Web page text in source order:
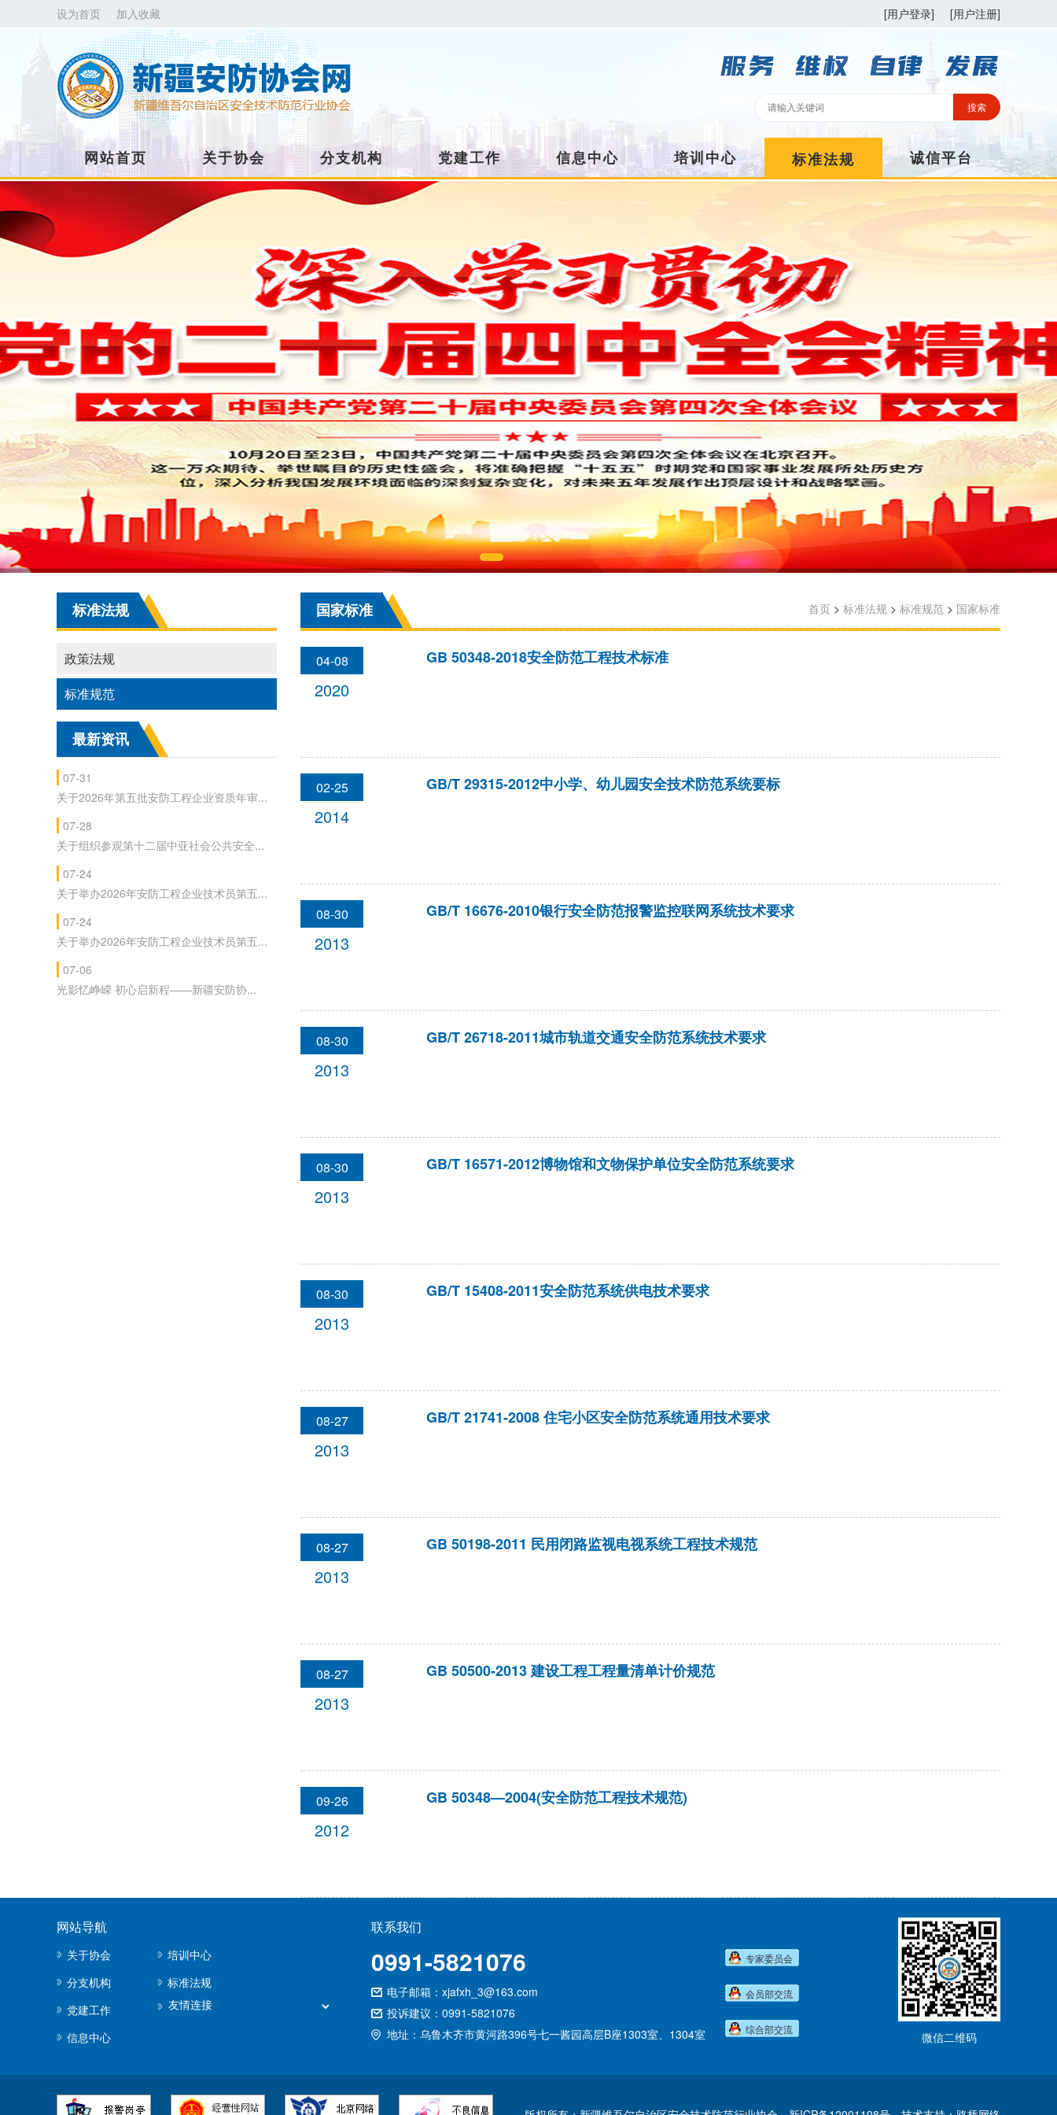
设为首页 加入收藏 [用户注册]
[用户登录]
网站首页 关于协会 分支机构 党建工作 信息中心 培训中心 标准法规 诚信平台
标准法规
政策法规
标准规范
最新资讯
07-31
关于2026年第五批安防工程企业资质年审...
07-28
关于组织参观第十二届中亚社会公共安全...
07-24
关于举办2026年安防工程企业技术员第五...
07-24
关于举办2026年安防工程企业技术员第五...
07-06
光影忆峥嵘 初心启新程——新疆安防协...
国家标准 首页 > 标准法规 > 标准规范 > 国家标准
04-08
2020
GB 50348-2018安全防范工程技术标准
02-25
2014
GB/T 29315-2012中小学、幼儿园安全技术防范系统要标
08-30
2013
GB/T 16676-2010银行安全防范报警监控联网系统技术要求
08-30
2013
GB/T 26718-2011城市轨道交通安全防范系统技术要求
08-30
2013
GB/T 16571-2012博物馆和文物保护单位安全防范系统要求
08-30
2013
GB/T 15408-2011安全防范系统供电技术要求
08-27
2013
GB/T 21741-2008 住宅小区安全防范系统通用技术要求
08-27
2013
GB 50198-2011 民用闭路监视电视系统工程技术规范
08-27
2013
GB 50500-2013 建设工程工程量清单计价规范
09-26
2012
GB 50348—2004(安全防范工程技术规范)
网站导航
关于协会
分支机构
党建工作
信息中心
培训中心
标准法规
联系我们
0991-5821076
电子邮箱：xjafxh_3@163.com
投诉建议：0991-5821076
地址：乌鲁木齐市黄河路396号七一酱园高层B座1303室、1304室
专家委员会
会员部交流
综合部交流
微信二维码